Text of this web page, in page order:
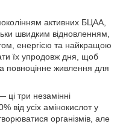
активних БЦАА,
швидким відновленням,
енергією та найкращою
їх упродовж дня, щоб
повноцінне живлення для
три незамінні
від усіх амінокислот у
організмів, але